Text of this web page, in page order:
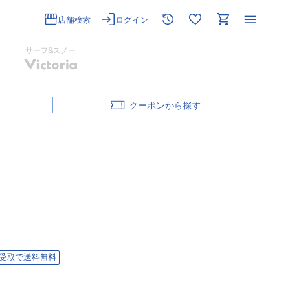
店舗検索 ログイン
サーフ&スノー
クーポン
取で送料無料